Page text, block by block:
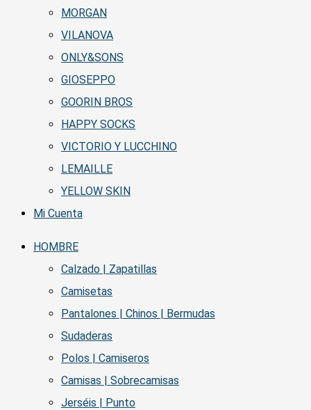
MORGAN
VILANOVA
ONLY&SONS
GIOSEPPO
GOORIN BROS
HAPPY SOCKS
VICTORIO Y LUCCHINO
LEMAILLE
YELLOW SKIN
Mi Cuenta
HOMBRE
Calzado | Zapatillas
Camisetas
Pantalones | Chinos | Bermudas
Sudaderas
Polos | Camiseros
Camisas | Sobrecamisas
Jerséis | Punto